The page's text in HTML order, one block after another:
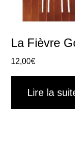
La Fièvre
12,00€
Lire la